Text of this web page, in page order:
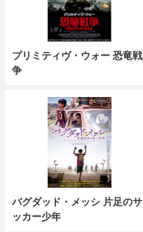
プリミティヴ・ウォー 恐竜戦
争
バグダッド・メッシ 片足のサ
ッカー少年